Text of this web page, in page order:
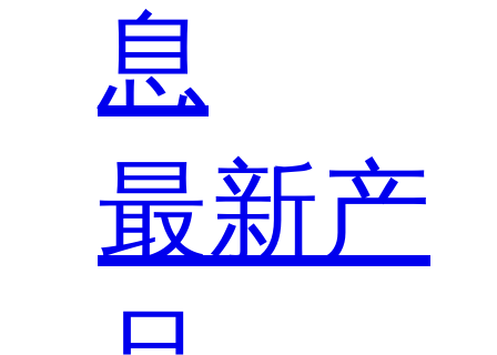
息
最新产